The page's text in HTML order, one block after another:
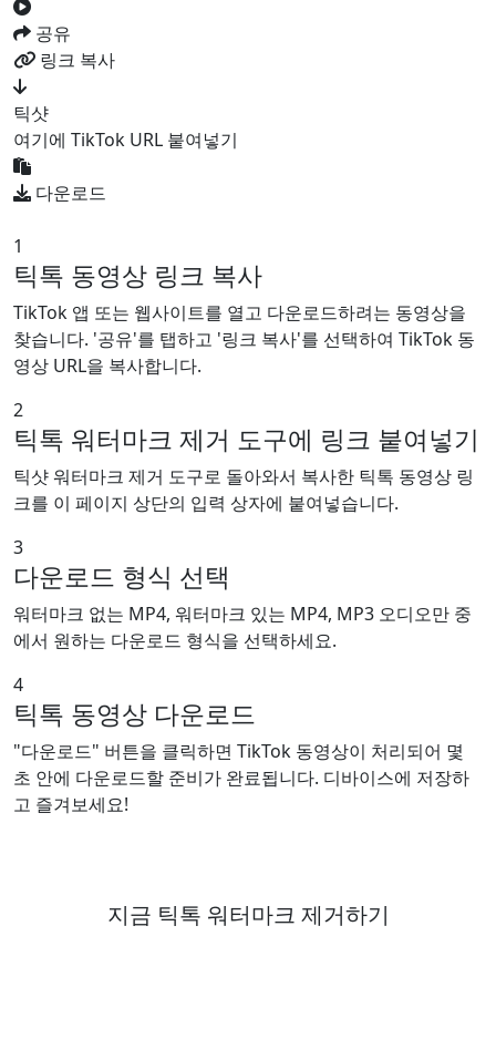
공유
링크 복사
틱샷
여기에 TikTok URL 붙여넣기
다운로드
1
틱톡 동영상 링크 복사
TikTok 앱 또는 웹사이트를 열고 다운로드하려는 동영상을
찾습니다. '공유'를 탭하고 '링크 복사'를 선택하여 TikTok 동
영상 URL을 복사합니다.
2
틱톡 워터마크 제거 도구에 링크 붙여넣기
틱샷 워터마크 제거 도구로 돌아와서 복사한 틱톡 동영상 링
크를 이 페이지 상단의 입력 상자에 붙여넣습니다.
3
다운로드 형식 선택
워터마크 없는 MP4, 워터마크 있는 MP4, MP3 오디오만 중
에서 원하는 다운로드 형식을 선택하세요.
4
틱톡 동영상 다운로드
"다운로드" 버튼을 클릭하면 TikTok 동영상이 처리되어 몇
초 안에 다운로드할 준비가 완료됩니다. 디바이스에 저장하
고 즐겨보세요!
지금 틱톡 워터마크 제거하기